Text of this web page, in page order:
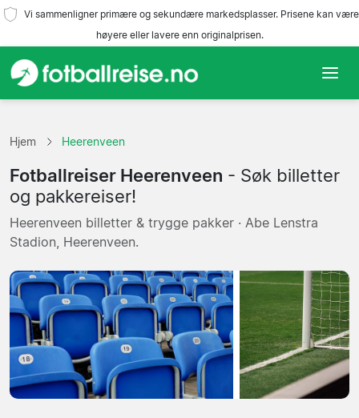
Vi sammenligner primære og sekundære markedsplasser. Prisene kan være
høyere eller lavere enn originalprisen.
Lag
Reisebyråer
Hjem Heerenveen
Fotballreiser Heerenveen - Søk billetter
og pakkereiser!
Heerenveen billetter & trygge pakker · Abe Lenstra
Stadion, Heerenveen.